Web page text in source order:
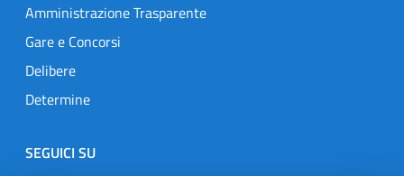
Amministrazione Trasparente
Gare e Concorsi
Delibere
Determine
SEGUICI SU